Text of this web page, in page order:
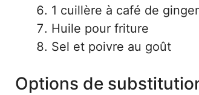
1 cuillère à café de
Huile pour friture
Sel et poivre au goût
Options de